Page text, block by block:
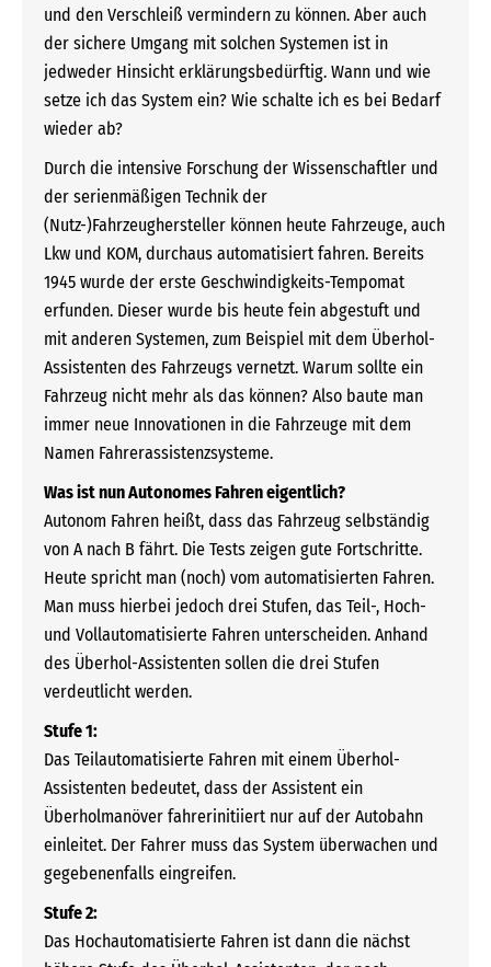
und den Verschleiß vermindern zu können. Aber auch
der sichere Umgang mit solchen Systemen ist in
jedweder Hinsicht erklärungsbedürftig. Wann und wie
setze ich das System ein? Wie schalte ich es bei Bedarf
wieder ab?
Durch die intensive Forschung der Wissenschaftler und
der serienmäßigen Technik der
(Nutz-)Fahrzeughersteller können heute Fahrzeuge, auch
Lkw und KOM, durchaus automatisiert fahren. Bereits
1945 wurde der erste Geschwindigkeits-Tempomat
erfunden. Dieser wurde bis heute fein abgestuft und
mit anderen Systemen, zum Beispiel mit dem Überhol-
Assistenten des Fahrzeugs vernetzt. Warum sollte ein
Fahrzeug nicht mehr als das können? Also baute man
immer neue Innovationen in die Fahrzeuge mit dem
Namen Fahrerassistenzsysteme.
Was ist nun Autonomes Fahren eigentlich?
Autonom Fahren heißt, dass das Fahrzeug selbständig
von A nach B fährt. Die Tests zeigen gute Fortschritte.
Heute spricht man (noch) vom automatisierten Fahren.
Man muss hierbei jedoch drei Stufen, das Teil-, Hoch-
und Vollautomatisierte Fahren unterscheiden. Anhand
des Überhol-Assistenten sollen die drei Stufen
verdeutlicht werden.
Stufe 1:
Das Teilautomatisierte Fahren mit einem Überhol-
Assistenten bedeutet, dass der Assistent ein
Überholmanöver fahrerinitiiert nur auf der Autobahn
einleitet. Der Fahrer muss das System überwachen und
gegebenenfalls eingreifen.
Stufe 2:
Das Hochautomatisierte Fahren ist dann die nächst